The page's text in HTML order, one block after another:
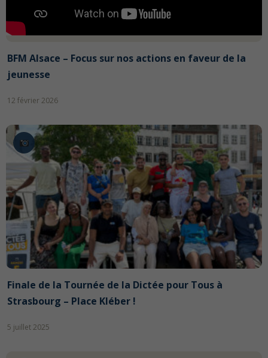
BFM Alsace – Focus sur nos actions en faveur de la
jeunesse
12 février 2026
Finale de la Tournée de la Dictée pour Tous à
Strasbourg – Place Kléber !
5 juillet 2025